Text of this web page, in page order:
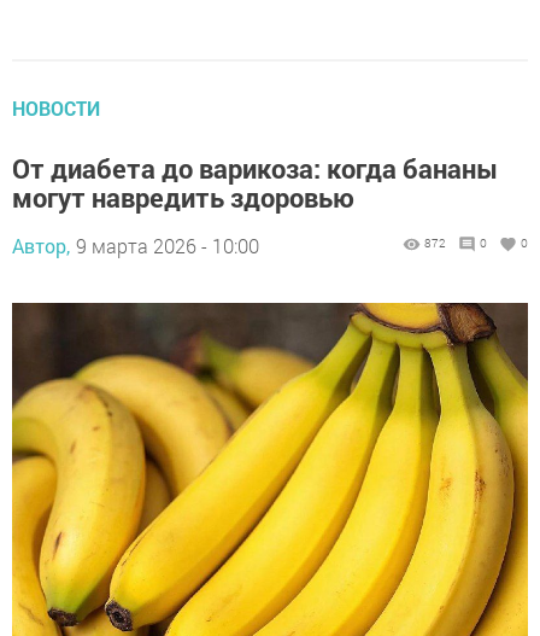
НОВОСТИ
От диабета до варикоза: когда бананы
могут навредить здоровью
Автор, 9 марта 2026 - 10:00 872 0 0